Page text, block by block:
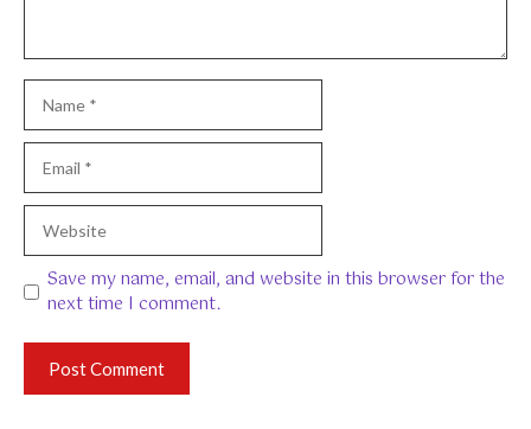
Name
Email
Website
Save my name, email, and website in this browser for the
next time I comment.